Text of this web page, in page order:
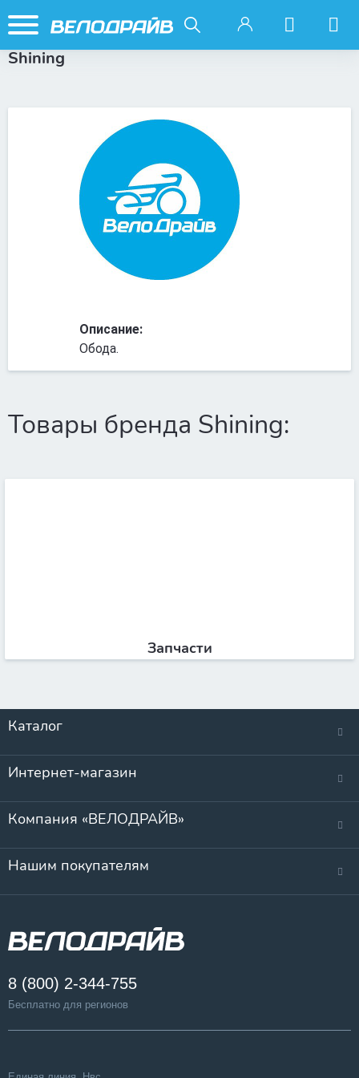
Shining
Описание:
Обода.
Товары бренда Shining:
Запчасти
Каталог
Интернет-магазин
Компания «ВЕЛОДРАЙВ»
Нашим покупателям
8 (800) 2-344-755
Бесплатно для регионов